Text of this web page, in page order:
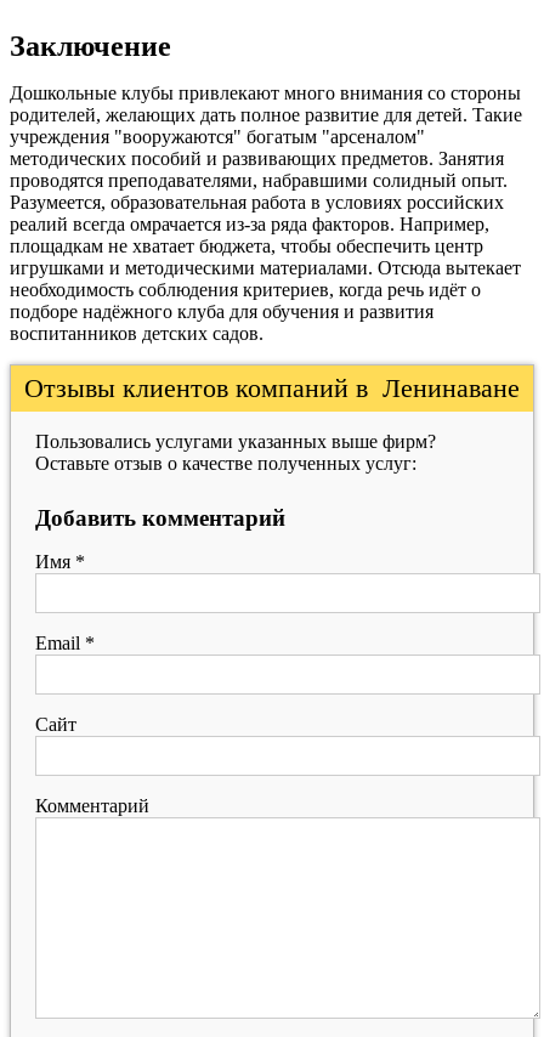
Заключение
Дошкольные клубы привлекают много внимания со стороны
родителей, желающих дать полное развитие для детей. Такие
учреждения "вооружаются" богатым "арсеналом"
методических пособий и развивающих предметов. Занятия
проводятся преподавателями, набравшими солидный опыт.
Разумеется, образовательная работа в условиях российских
реалий всегда омрачается из-за ряда факторов. Например,
площадкам не хватает бюджета, чтобы обеспечить центр
игрушками и методическими материалами. Отсюда вытекает
необходимость соблюдения критериев, когда речь идёт о
подборе надёжного клуба для обучения и развития
воспитанников детских садов.
Отзывы клиентов компаний в Ленинаване
Пользовались услугами указанных выше фирм?
Оставьте отзыв о качестве полученных услуг:
Добавить комментарий
Имя *
Email *
Сайт
Комментарий